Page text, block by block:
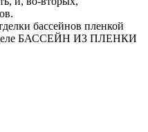
бассейнов пленкой
БАССЕЙН ИЗ ПЛЕНКИ